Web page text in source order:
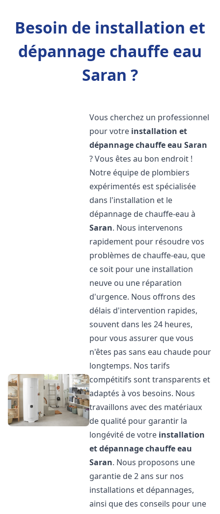
Besoin de installation et
dépannage chauffe eau
Saran ?
Vous cherchez un professionnel
pour votre installation et
dépannage chauffe eau Saran
? Vous êtes au bon endroit !
Notre équipe de plombiers
expérimentés est spécialisée
dans l'installation et le
dépannage de chauffe-eau à
Saran. Nous intervenons
rapidement pour résoudre vos
problèmes de chauffe-eau, que
ce soit pour une installation
neuve ou une réparation
d'urgence. Nous offrons des
délais d'intervention rapides,
souvent dans les 24 heures,
pour vous assurer que vous
n'êtes pas sans eau chaude pour
longtemps. Nos tarifs
compétitifs sont transparents et
adaptés à vos besoins. Nous
travaillons avec des matériaux
de qualité pour garantir la
longévité de votre installation
et dépannage chauffe eau
Saran. Nous proposons une
garantie de 2 ans sur nos
installations et dépannages,
ainsi que des conseils pour une